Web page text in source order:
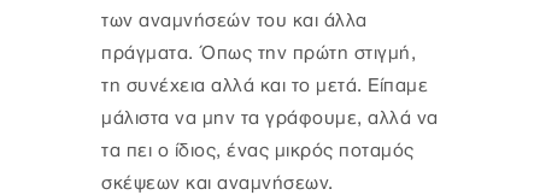
των αναμνήσεών του και άλλα
πράγματα. Όπως την πρώτη στιγμή,
τη συνέχεια αλλά και το μετά. Είπαμε
μάλιστα να μην τα γράφουμε, αλλά να
τα πει ο ίδιος, ένας μικρός ποταμός
σκέψεων και αναμνήσεων.